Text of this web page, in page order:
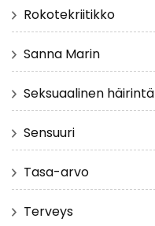
Rokotekriitikko
Sanna Marin
Seksuaalinen häirintä
Sensuuri
Tasa-arvo
Terveys